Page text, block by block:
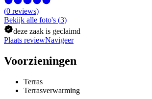
(0 reviews)
Bekijk alle foto's (3)
deze zaak is geclaimd
Plaats reviewNavigeer
Voorzieningen
Terras
Terrasverwarming